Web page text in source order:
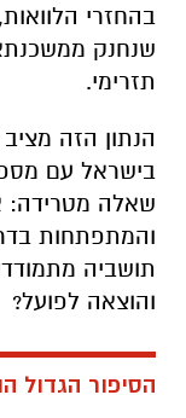
בהחזרי
שנחנק
תזרימי.
הנתון הזה
בישראל עם
שאלה מטרידה:
והמתפתחות
תושביה
והוצאה לפועל?
הסיפור הגדול